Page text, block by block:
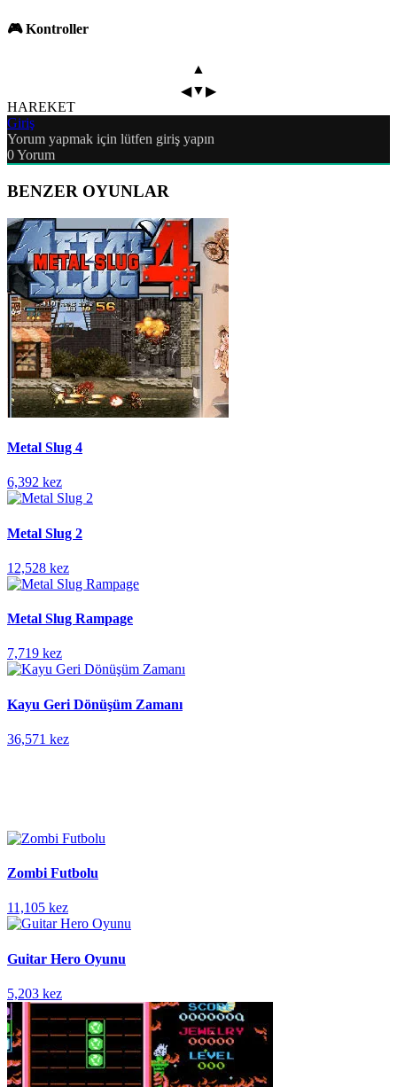
🎮 Kontroller
▲
◀▼▶
HAREKET
Giriş
Yorum yapmak için lütfen giriş yapın
0Yorum
BENZER OYUNLAR
Metal Slug 4
6,392 kez
Metal Slug 2
12,528 kez
Metal Slug Rampage
7,719 kez
Kayu Geri Dönüşüm Zamanı
36,571 kez
Zombi Futbolu
11,105 kez
Guitar Hero Oyunu
5,203 kez